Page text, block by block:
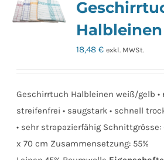
18,48€ exkl. MWSt.
Geschirrtuch Halbleinen weiß/gelb •
streifenfrei • saugstark • schnell
• sehr strapazierfähig Schnittgrösse:
x 70 cm Zusammensetzung: 55%